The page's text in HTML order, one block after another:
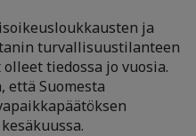
ja
turvallisuustilanteen
tiedossa jo vuosia.
että Suomesta